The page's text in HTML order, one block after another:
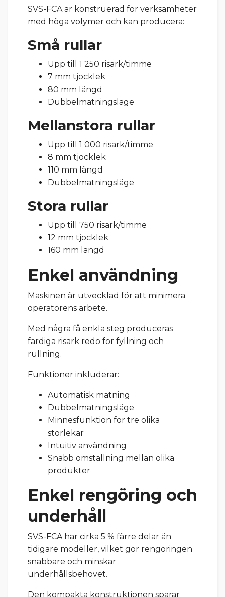
SVS-FCA är konstruerad för verksamheter
med höga volymer och kan producera:
Små rullar
Upp till 1 250 risark/timme
7 mm tjocklek
80 mm längd
Dubbelmatningsläge
Mellanstora rullar
Upp till 1 000 risark/timme
8 mm tjocklek
110 mm längd
Dubbelmatningsläge
Stora rullar
Upp till 750 risark/timme
12 mm tjocklek
160 mm längd
Enkel användning
Maskinen är utvecklad för att minimera
operatörens arbete.
Med några få enkla steg produceras
färdiga risark redo för fyllning och
rullning.
Funktioner inkluderar:
Automatisk matning
Dubbelmatningsläge
Minnesfunktion för tre olika
storlekar
Intuitiv användning
Snabb omställning mellan olika
produkter
Enkel rengöring och
underhåll
SVS-FCA har cirka 5 % färre delar än
tidigare modeller, vilket gör rengöringen
snabbare och minskar
underhållsbehovet.
Den kompakta konstruktionen sparar